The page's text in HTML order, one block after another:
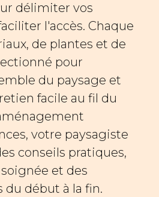
délimiter vos
l'accès. Chaque
de plantes et de
pour
du paysage et
facile au fil du
votre paysagiste
conseils pratiques,
et des
du début à la fin.